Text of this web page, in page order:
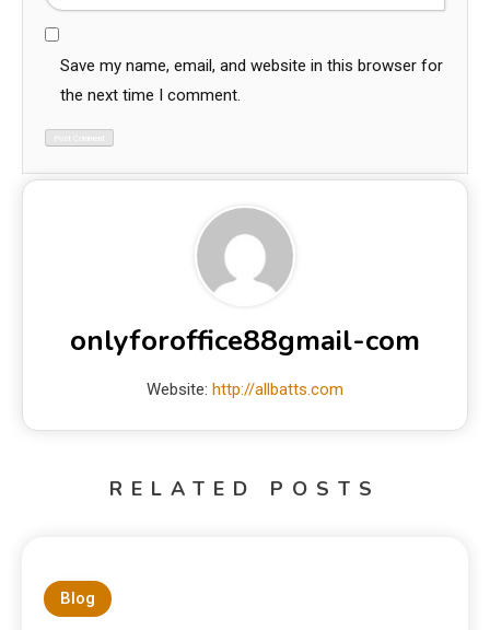
Save my name, email, and website in this browser for
the next time I comment.
onlyforoffice88gmail-com
Website: http://allbatts.com
RELATED POSTS
Blog